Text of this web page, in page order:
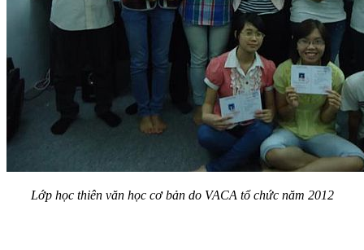
Lớp học thiên văn học cơ bản do VACA tổ chức năm 2012